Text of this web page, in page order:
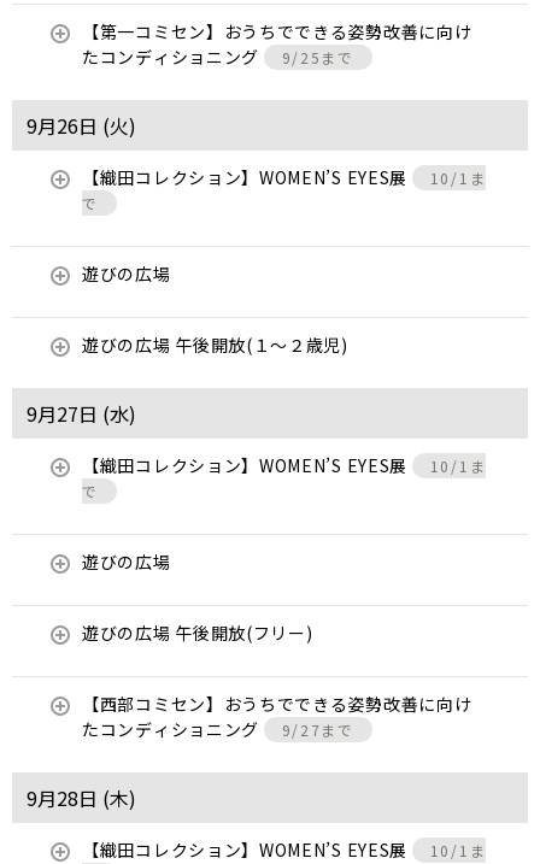
【第一コミセン】おうちでできる姿勢改善に向け
たコンディショニング
9/25まで
9月26日 (火)
【織田コレクション】WOMEN’S EYES展
10/1ま
で
遊びの広場
遊びの広場 午後開放(１～２歳児)
9月27日 (水)
【織田コレクション】WOMEN’S EYES展
10/1ま
で
遊びの広場
遊びの広場 午後開放(フリー)
【西部コミセン】おうちでできる姿勢改善に向け
たコンディショニング
9/27まで
9月28日 (木)
【織田コレクション】WOMEN’S EYES展
10/1ま